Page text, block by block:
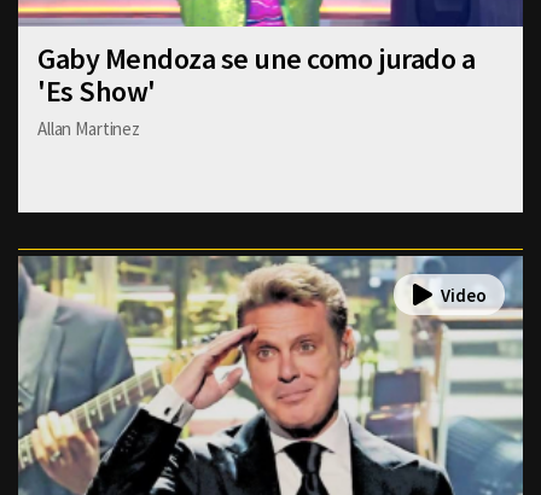
Gaby Mendoza se une como jurado a
'Es Show'
Allan Martinez